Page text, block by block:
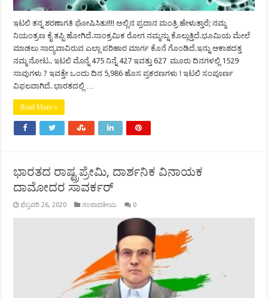
ಇಟಲಿ ತನ್ನ ಶರಣಾಗತಿ ಘೋಷಿಸಿತು!!!! ಅಲ್ಲಿನ ಪ್ರದಾನ ಮಂತ್ರಿ ಹೇಳುತ್ತಾರೆ; ನಮ್ಮ
ನಿಯಂತ್ರಣ ಕೈ ತಪ್ಪಿ ಹೋಗಿದೆ.ಸಾಂಕ್ರಮಿಕ ರೋಗ ನಮ್ಮನ್ನು ಕೊಲ್ಲುತ್ತಿದೆ.ಭೂಮಿಯ ಮೇಲೆ
ಮಾಡಲು ಸಾದ್ಯವಾವಿರುವ ಎಲ್ಲಾ ಪರಿಹಾರ ಮಾರ್ಗ ಕೊನೆ ಗೊಂಡಿದೆ.ಇನ್ನು ಆಕಾಶದತ್ತ
ನಮ್ಮ ನೋಟ.. ಇಟಲಿ ಮೊನ್ನೆ 475 ನಿನ್ನೆ 427 ಇವತ್ತು 627 ಮೂರು ದಿನಗಳಲ್ಲಿ 1529
ಸಾವುಗಳು ? ಇವತ್ತೇ ಒಂದು ದಿನ 5,986 ಹೊಸ ಪ್ರಕರಣಗಳು ! ಇಟಲಿ ಸಂಪೂರ್ಣ
ವಿಫಲವಾಗಿದೆ. ಭಾರತದಲ್ಲಿ …
Read More »
ಭಾರತದ ರಾಷ್ಟ್ರಪ್ರೇಮಿ, ದಾರ್ಶನಿಕ ವಿನಾಯಕ
ದಾಮೋದರ ಸಾವರ್ಕರ್
ಫೆಬ್ರವರಿ 26, 2020 ಸಂಪಾದಕೀಯ 0